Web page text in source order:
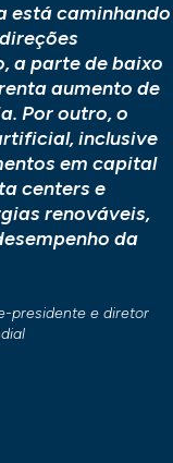
está caminhando
a parte de baixo
aumento de
Por outro, o
inclusive
em capital
centers e
renováveis,
da
presidente e diretor